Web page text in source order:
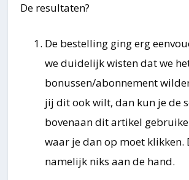
De resultaten?
De bestelling ging erg
we duidelijk wisten dat we
bonussen/abonnement
jij dit ook wilt, dan kun je de
bovenaan dit artikel
waar je dan op moet klikken.
namelijk niks aan de hand.